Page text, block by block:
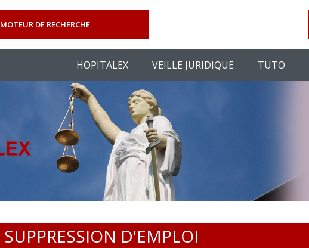
MOTEUR DE RECHERCHE
HOPITALEX VEILLE JURIDIQUE TUTO
SUPPRESSION D'EMPLOI